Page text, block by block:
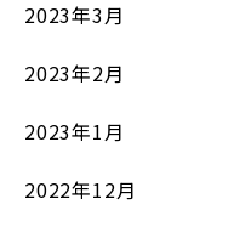
2023年3月
2023年2月
2023年1月
2022年12月